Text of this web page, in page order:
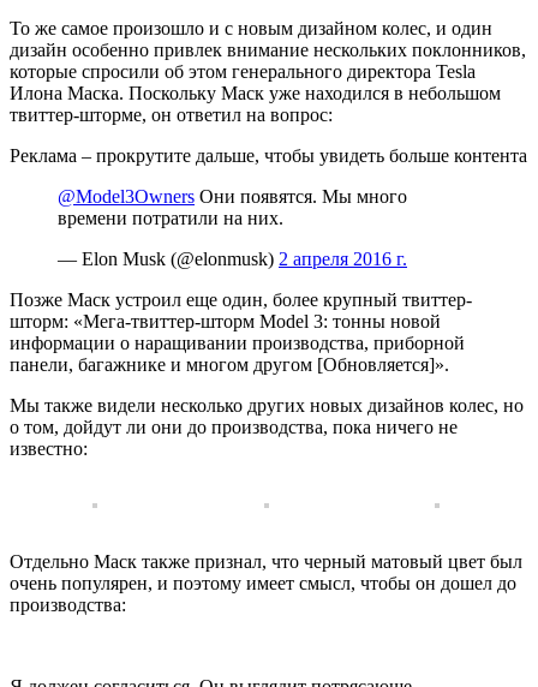
То же самое произошло и с новым дизайном колес, и один
дизайн особенно привлек внимание нескольких поклонников,
которые спросили об этом генерального директора Tesla
Илона Маска. Поскольку Маск уже находился в небольшом
твиттер-шторме, он ответил на вопрос:
Реклама – прокрутите дальше, чтобы увидеть больше контента
@Model3Owners Они появятся. Мы много
времени потратили на них.
— Elon Musk (@elonmusk) 2 апреля 2016 г.
Позже Маск устроил еще один, более крупный твиттер-
шторм: «Мега-твиттер-шторм Model 3: тонны новой
информации о наращивании производства, приборной
панели, багажнике и многом другом [Обновляется]».
Мы также видели несколько других новых дизайнов колес, но
о том, дойдут ли они до производства, пока ничего не
известно:
Отдельно Маск также признал, что черный матовый цвет был
очень популярен, и поэтому имеет смысл, чтобы он дошел до
производства: